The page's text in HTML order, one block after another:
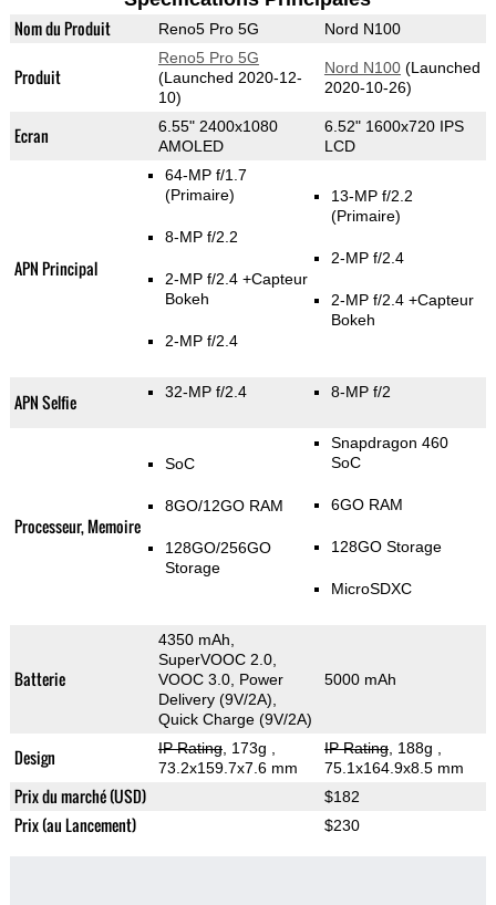
Nom du Produit Reno5 Pro 5G Nord N100
Produit
Reno5 Pro 5G
(Launched 2020-12-
10)
Nord N100(Launched
2020-10-26)
Ecran
6.55" 2400x1080
AMOLED
6.52" 1600x720 IPS
LCD
APN Principal
64-MP f/1.7
(Primaire)
8-MP f/2.2
2-MP f/2.4 +Capteur
Bokeh
2-MP f/2.4
13-MP f/2.2
(Primaire)
2-MP f/2.4
2-MP f/2.4 +Capteur
Bokeh
APN Selfie 32-MP f/2.4 8-MP f/2
Processeur, Memoire
SoC
8GO/12GO RAM
128GO/256GO
Storage
Snapdragon 460
SoC
6GO RAM
128GO Storage
MicroSDXC
Batterie
4350 mAh,
SuperVOOC 2.0,
VOOC 3.0, Power
Delivery (9V/2A),
Quick Charge (9V/2A)
5000 mAh
Design IP Rating, 173g
73.2x159.7x7.6 mm
IP Rating, 188g
75.1x164.9x8.5 mm
Prix du marché (USD) $182
Prix (au Lancement) $230